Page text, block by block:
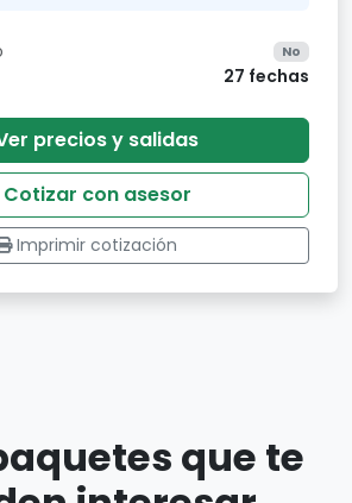
No
27 fechas
precios y salidas
Cotizar con asesor
Imprimir cotización
que te